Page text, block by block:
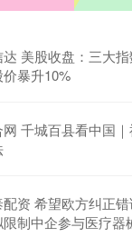
达 美股收盘：三大
暴升10%
网 千城百县看中国
配资 希望欧方纠正
限制中企参与医疗器